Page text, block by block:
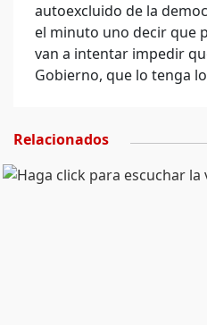
autoexcluido de la
el minuto uno decir que
van a intentar impedir
Gobierno, que lo tenga
Relacionados